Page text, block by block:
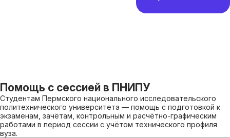
Помощь с сессией в ПНИПУ
Студентам Пермского национального исследовательского
политехнического университета — помощь с подготовкой к
экзаменам, зачётам, контрольным и расчётно-графическим
работами в период сессии с учётом технического профиля
вуза.